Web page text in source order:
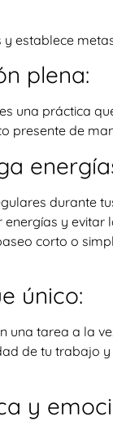
establece
plena:
una práctica
presente de
durante
y evitar
corto o
único:
una tarea a la
de tu trabajo
y